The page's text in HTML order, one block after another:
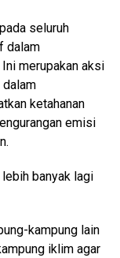
seluruh
dalam
merupakan aksi
dalam
ketahanan
emisi
banyak lagi
kampung lain
iklim agar